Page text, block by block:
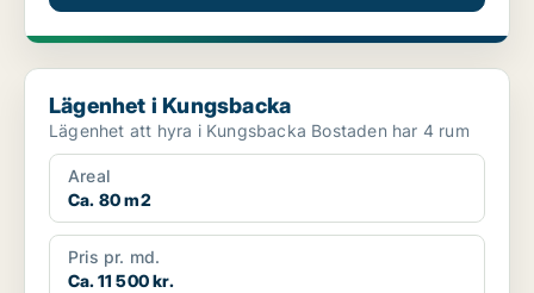
Lägenhet i Kungsbacka
Lägenhet i Kungsbacka
Lägenhet att hyra i Kungsbacka Bostaden har 4 rum
Areal
Ca. 80 m2
Pris pr. md.
Ca. 11 500 kr.